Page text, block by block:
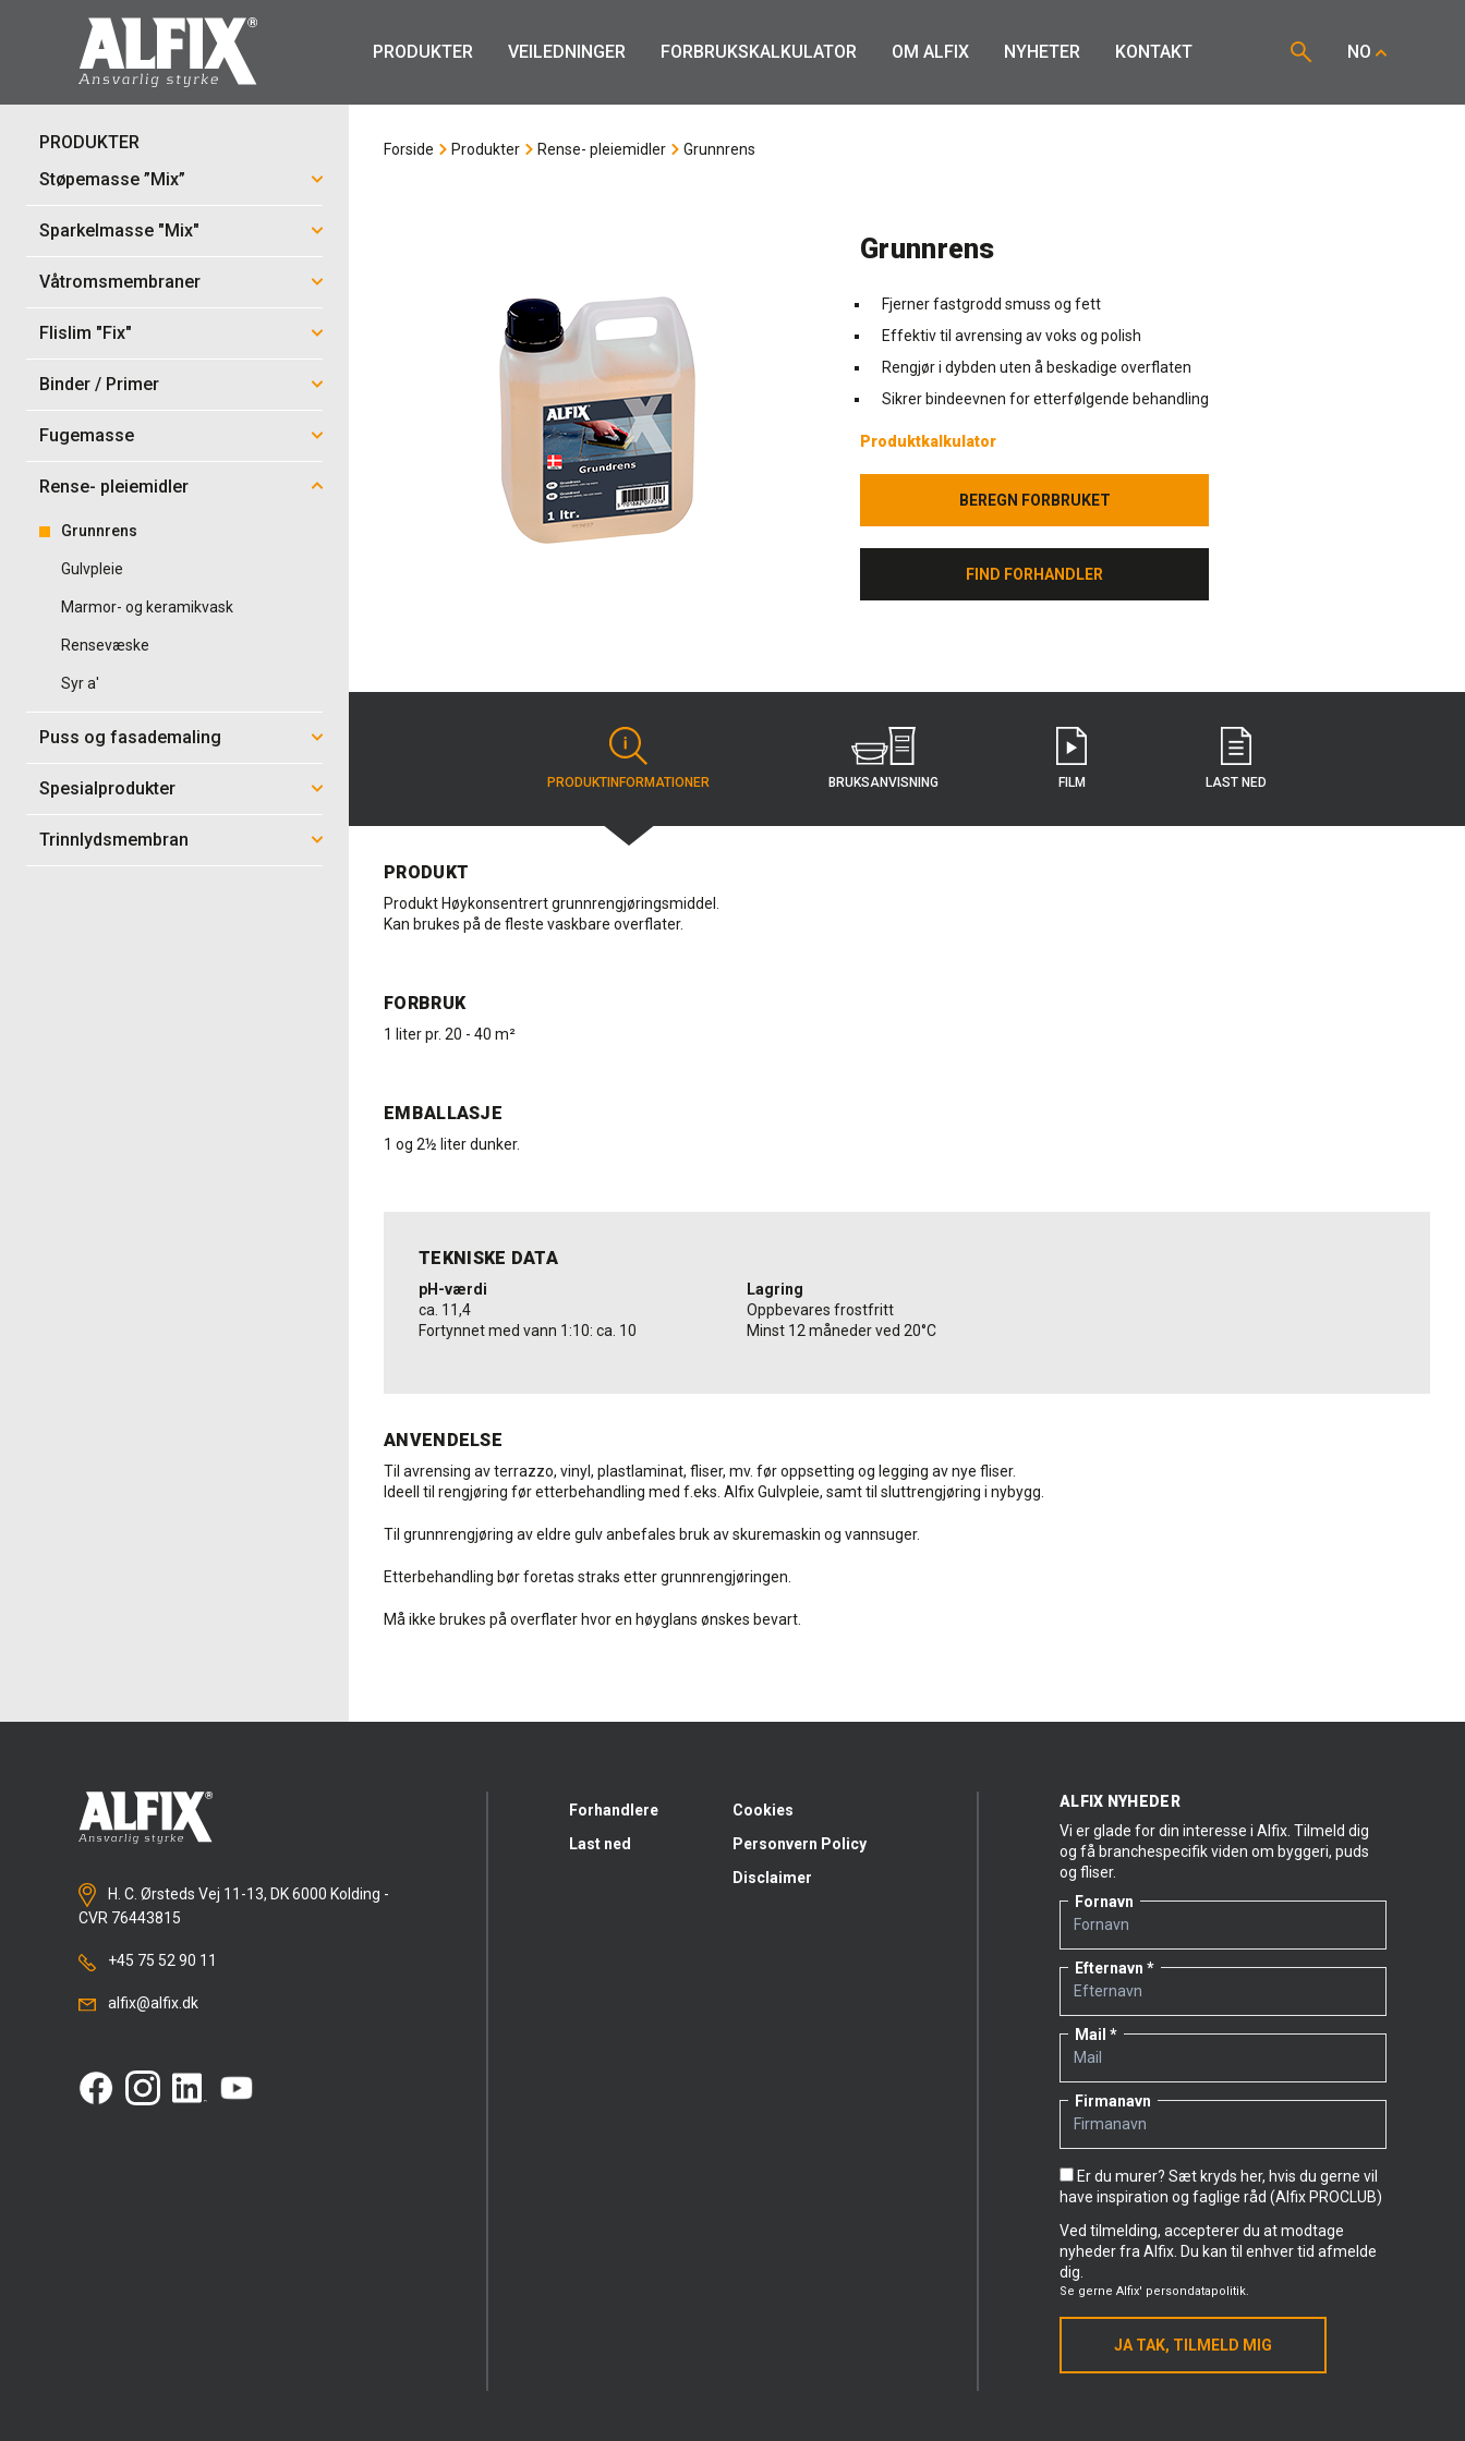
PRODUKTER VEILEDNINGER FORBRUKSKALKULATOR OM ALFIX NYHETER KONTAKT NO
PRODUKTER
Støpemasse ”Mix”
Sparkelmasse "Mix"
Våtromsmembraner
Flislim "Fix"
Binder / Primer
Fugemasse
Rense- pleiemidler
Grunnrens
Gulvpleie
Marmor- og keramikvask
Rensevæske
Syr a'
Puss og fasademaling
Spesialprodukter
Trinnlydsmembran
Forside Produkter Rense- pleiemidler Grunnrens
Grunnrens
Fjerner fastgrodd smuss og fett
Effektiv til avrensing av voks og polish
Rengjør i dybden uten å beskadige overflaten
Sikrer bindeevnen for etterfølgende behandling
Produktkalkulator
BEREGN FORBRUKET
BEREGN FORBRUKET
FIND FORHANDLER
FIND FORHANDLER
PRODUKT­INFORMATIONER BRUKS­ANVISNING FILM LAST NED
PRODUKT
Produkt Høykonsentrert grunnrengjøringsmiddel.
Kan brukes på de fleste vaskbare overflater.
FORBRUK
1 liter pr. 20 - 40 m²
EMBALLASJE
1 og 2½ liter dunker.
TEKNISKE DATA
pH-værdi
ca. 11,4
Fortynnet med vann 1:10: ca. 10
Lagring
Oppbevares frostfritt
Minst 12 måneder ved 20°C
ANVENDELSE
Til avrensing av terrazzo, vinyl, plastlaminat, fliser, mv. før oppsetting og legging av nye fliser.
Ideell til rengjøring før etterbehandling med f.eks. Alfix Gulvpleie, samt til sluttrengjøring i nybygg.
Til grunnrengjøring av eldre gulv anbefales bruk av skuremaskin og vannsuger.
Etterbehandling bør foretas straks etter grunnrengjøringen.
Må ikke brukes på overflater hvor en høyglans ønskes bevart.
H. C. Ørsteds Vej 11-13, DK 6000 Kolding -
CVR 76443815
+45 75 52 90 11
alfix@alfix.dk
Forhandlere
Last ned
Cookies
Personvern Policy
Disclaimer
ALFIX NYHEDER
Vi er glade for din interesse i Alfix. Tilmeld dig
og få branchespecifik viden om byggeri, puds
og fliser.
Fornavn
Efternavn
Mail
Firmanavn
Er du murer? Sæt kryds her, hvis du gerne vil
have inspiration og faglige råd (Alfix PROCLUB)
Ved tilmelding, accepterer du at modtage
nyheder fra Alfix. Du kan til enhver tid afmelde
dig.
Se gerne Alfix' persondatapolitik.
JA TAK, TILMELD MIG